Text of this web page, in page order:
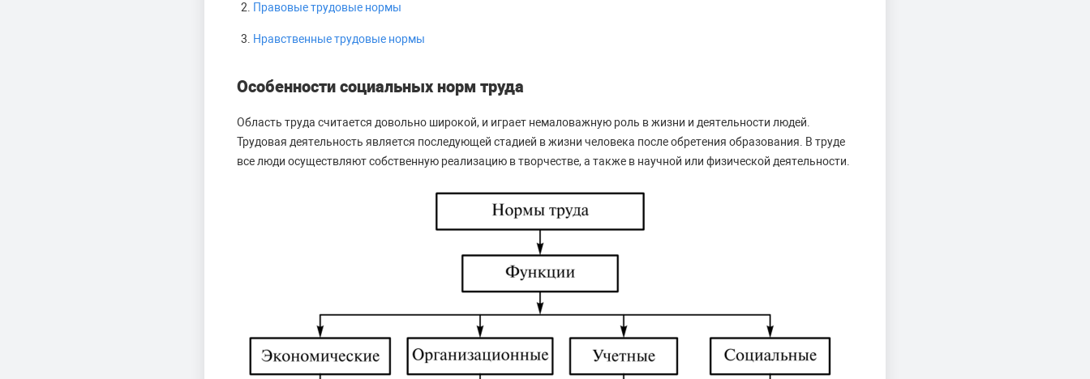
Правовые трудовые нормы
Нравственные трудовые нормы
Особенности социальных норм труда
Область труда считается довольно широкой, и играет немаловажную роль в жизни и деятельности людей.
Трудовая деятельность является последующей стадией в жизни человека после обретения образования. В труде
все люди осуществляют собственную реализацию в творчестве, а также в научной или физической деятельности.